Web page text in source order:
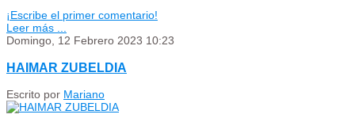
¡Escribe el primer comentario!
Leer más ...
Domingo, 12 Febrero 2023 10:23
HAIMAR ZUBELDIA
Escrito por Mariano